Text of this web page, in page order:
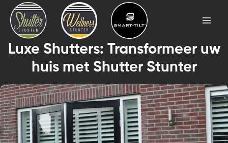
Skip
content
Luxe Shutters: Transformeer uw
huis met Shutter Stunter